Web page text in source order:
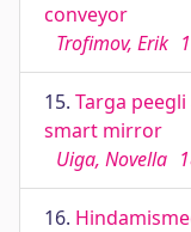
conveyor
Trofimov, Erik
15. Targa
smart mirror
Uiga, Novella
16.